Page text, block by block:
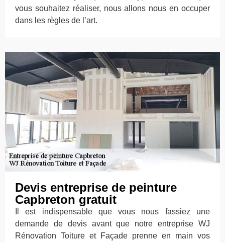
vous souhaitez réaliser, nous allons nous en occuper
dans les règles de l’art.
Devis entreprise de peinture
Capbreton gratuit
Il est indispensable que vous nous fassiez une
demande de devis avant que notre entreprise WJ
Rénovation Toiture et Façade prenne en main vos